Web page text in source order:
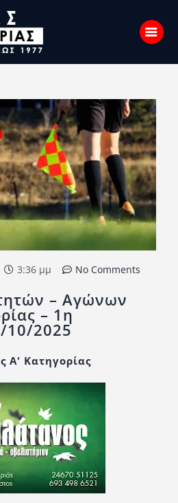
3:36 μμ No Comments
– Αγώνων
– 1η
10/2025
Α' Κατηγορίας